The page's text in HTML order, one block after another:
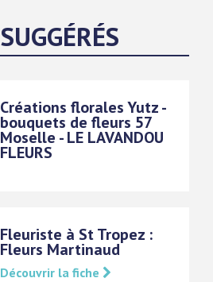
SUGGÉRÉS
Créations florales Yutz -
bouquets de fleurs 57
Moselle - LE LAVANDOU
FLEURS
Fleuriste à St Tropez :
Fleurs Martinaud
Découvrir la fiche